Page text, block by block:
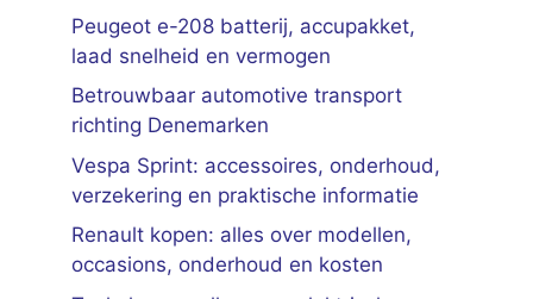
Peugeot e-208 batterij, accupakket,
laad snelheid en vermogen
Betrouwbaar automotive transport
richting Denemarken
Vespa Sprint: accessoires, onderhoud,
verzekering en praktische informatie
Renault kopen: alles over modellen,
occasions, onderhoud en kosten